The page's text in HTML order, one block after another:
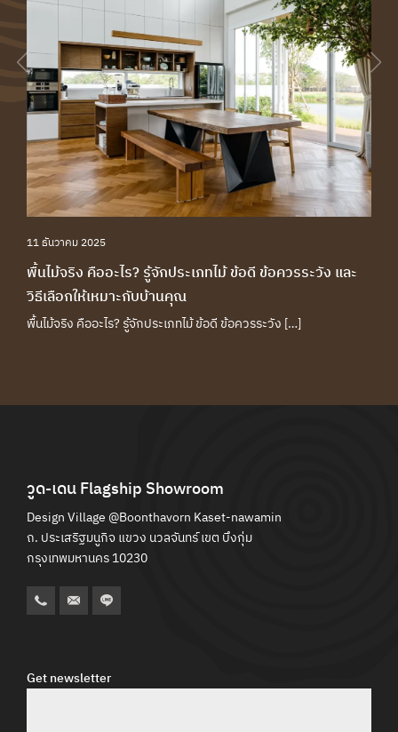
HOME SOLUTION
TEAK FURNITURE
ABOUT
PROJECT REFERENCE
BLOGS & EVENTS
11 ธันวาคม 2025
พื้นไม้จริง คืออะไร? รู้จักประเภทไม้ ข้อดี ข้อควรระวัง และ
วิธีเลือกให้เหมาะกับบ้านคุณ
พื้นไม้จริง คืออะไร? รู้จักประเภทไม้ ข้อดี ข้อควรระวัง […]
วูด-เดน Flagship Showroom
Design Village @Boonthavorn Kaset-nawamin
ถ. ประเสริฐมนูกิจ แขวง นวลจันทร์ เขต บึงกุ่ม
กรุงเทพมหานคร 10230
Get newsletter